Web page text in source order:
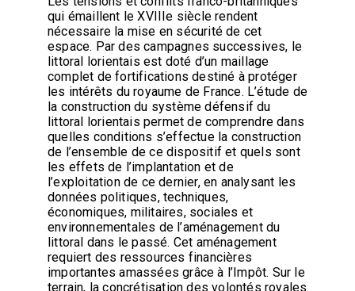
qui émaillent le XVIIIe siècle rendent
nécessaire la mise en sécurité de cet
espace. Par des campagnes successives, le
littoral lorientais est doté d’un maillage
complet de fortifications destiné à protéger
les intérêts du royaume de France. L’étude de
la construction du système défensif du
littoral lorientais permet de comprendre dans
quelles conditions s’effectue la construction
de l’ensemble de ce dispositif et quels sont
les effets de l’implantation et de
l’exploitation de ce dernier, en analysant les
données politiques, techniques,
économiques, militaires, sociales et
environnementales de l’aménagement du
littoral dans le passé. Cet aménagement
requiert des ressources financières
importantes amassées grâce à l’Impôt. Sur le
terrain, la concrétisation des volontés royales